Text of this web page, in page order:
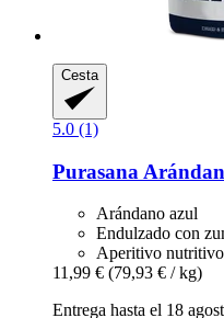
Cesta
5.0 (1)
Purasana
Arándano azul
Endulzado con
Aperitivo
11,99 € (79,93 € / kg)
Entrega hasta el 18